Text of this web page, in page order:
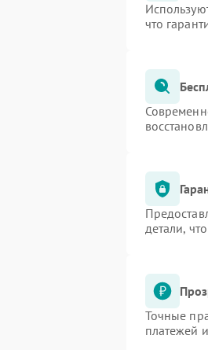
что
детали,
Точные
платежей